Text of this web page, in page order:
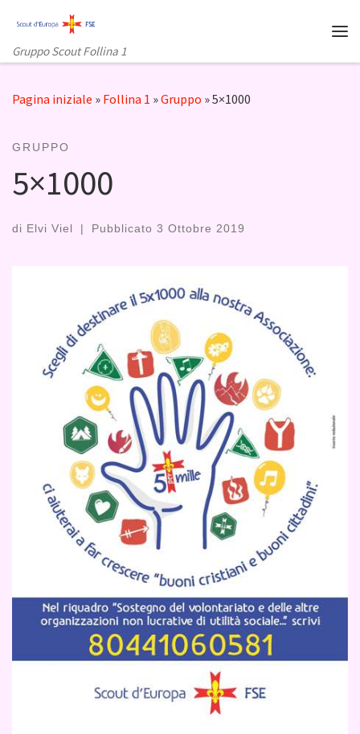
Skip to content
Gruppo Scout Follina 1
Pagina iniziale » Follina 1 »Gruppo »5×1000
GRUPPO
5×1000
di Elvi Viel | Pubblicato 3 Ottobre 2019